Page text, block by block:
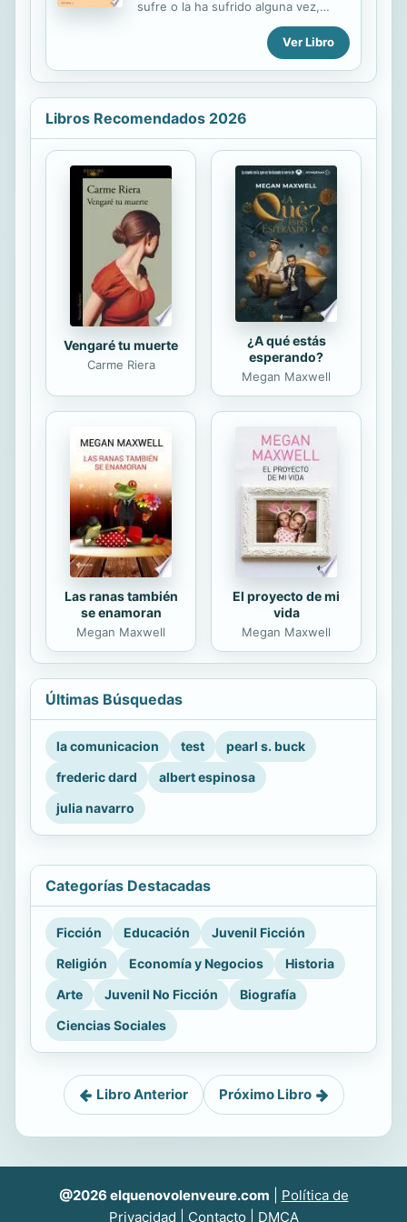
simplemente por no darnos el valor
que realmente merecemos, nos
convertimos en espectadores de
nuestra vida...
sufre o la ha sufrido alguna vez,
puesto que es un trastorno muy
común. Incluso a veces se trivializa el
término, cuando de forma fácil y
familiar nos referimos a un desánimo
pasajero con la expresión «estoy
deprimido». Pero los psicólogos
pacientes, cómo el estado de ánimo
deprimido duradero y crónico
devasta las raíces del optimismo,
afecta a la autoestima e impregna de
pesimismo la visión del pasado, del
presente y del futuro. De este tipo
de trastorno, exento de toda...
Ver Libro
Libros Recomendados 2026
Vengaré tu muerte
Carme Riera
¿A qué estás
esperando?
Megan Maxwell
Las ranas también
se enamoran
Megan Maxwell
El proyecto de mi
vida
Megan Maxwell
Últimas Búsquedas
la comunicacion test
pearl s. buck
frederic dard
albert espinosa
julia navarro
Categorías Destacadas
Ficción Educación
Juvenil Ficción
Religión
Economía y Negocios
Historia
Arte
Juvenil No Ficción
Biografía
Ciencias Sociales
Libro Anterior Próximo Libro
@2026 elquenovolenveure.com
Política de
Privacidad
Contacto DMCA